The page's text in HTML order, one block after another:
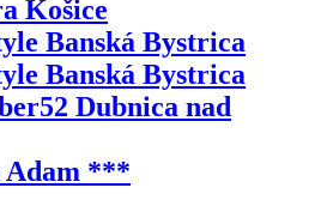
Košice
Banská Bystrica
Banská Bystrica
Dubnica nad
Adam ***